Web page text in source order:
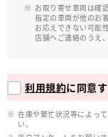
お取り寄せ車両は確
指定の車両が他のお
お応えできない可能
店舗へご連絡のうえ
利用規約に同意
在庫や繁忙状況等によっ
い。